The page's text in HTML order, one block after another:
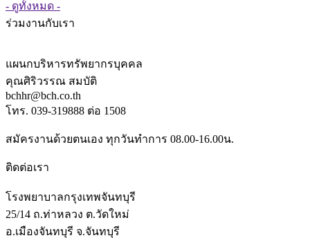
- ดูทั้งหมด -
ร่วมงานกับเรา
แผนกบริหารทรัพยากรบุคคล
คุณศิริวรรณ สมบัติ
bchhr@bch.co.th
โทร. 039-319888 ต่อ 1508
สมัครงานด้วยตนเอง ทุกวันทำการ 08.00-16.00น.
ติดต่อเรา
โรงพยาบาลกรุงเทพจันทบุรี
25/14 ถ.ท่าหลวง ต.วัดใหม่
อ.เมืองจันทบุรี จ.จันทบุรี